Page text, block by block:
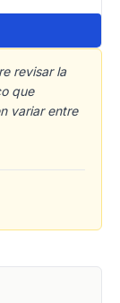
revisar la
que
variar entre